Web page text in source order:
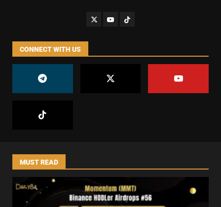
CONNECT WITH US
MUST READ